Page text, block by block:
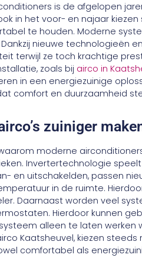
is de afgelopen
in het voor- en najaar
te houden. Moderne
nieuwe technologieën
terwijl ze toch krachtige
zoals bij airco in
in een energiezuinige
comfort en duurzaamheid
zuiniger
moderne
Invertertechnologie
en uitschakelden, passen
in de ruimte.
Daarnaast worden veel
Hierdoor kunnen
alleen te laten werken
Kaatsheuvel, kiezen
comfortabel als